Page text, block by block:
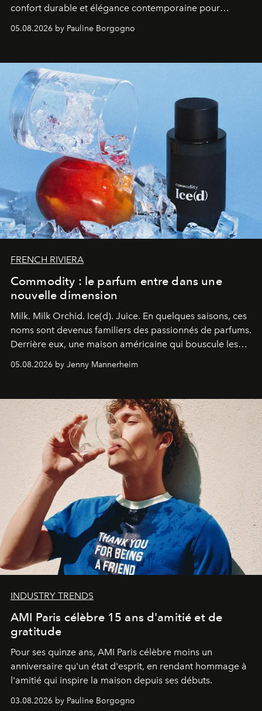
confort durable et élégance contemporaine pour
05.08.2026 by Pauline Borgogno
FRENCH RIVIERA
Commodity : le parfum entre dans une
nouvelle dimension
Milk. Milk Orchid. Ice(d). Juice. En quelques saisons, ces
noms sont devenus familiers des passionnés de parfums.
Derrière eux, une maison américaine qui bouscule les
une approche aussi intuitive que personnelle :
05.08.2026 by Jenny Mannerheim
INDUSTRY TRENDS
AMI Paris célèbre 15 ans d'amitié et de
gratitude
Pour ses quinze ans, AMI Paris célèbre moins un
anniversaire qu'un état d'esprit, en rendant hommage à
l'amitié qui inspire la maison depuis ses débuts.
03.08.2026 by Pauline Borgogno